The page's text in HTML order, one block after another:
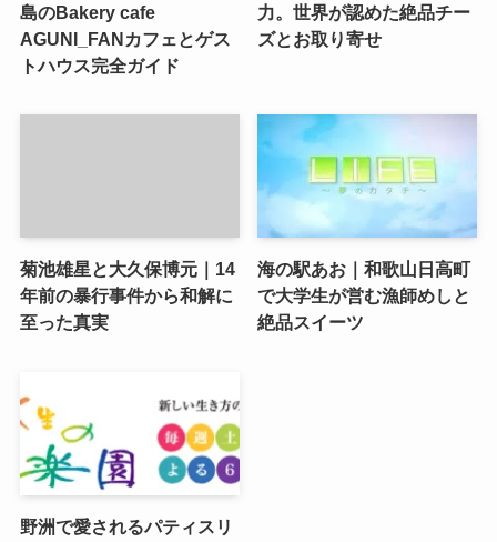
島のBakery cafe
AGUNI_FANカフェとゲス
トハウス完全ガイド
力。世界が認めた絶品チー
ズとお取り寄せ
菊池雄星と大久保博元｜14
年前の暴行事件から和解に
至った真実
海の駅あお｜和歌山日高町
で大学生が営む漁師めしと
絶品スイーツ
野洲で愛されるパティスリ